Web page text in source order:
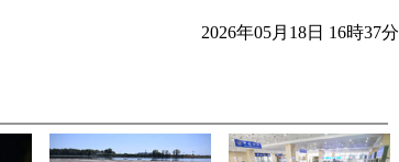
2026年05月18日 16時37分